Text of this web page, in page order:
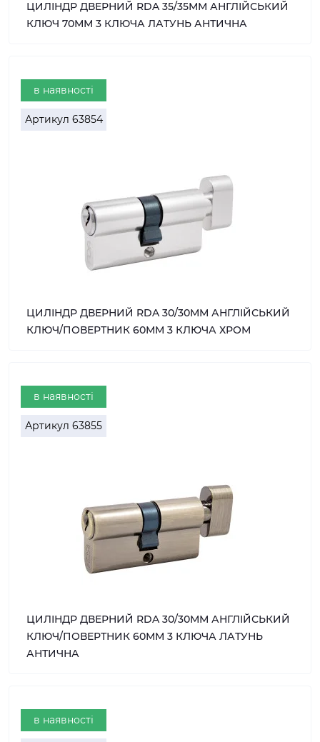
ЦИЛІНДР ДВЕРНИЙ RDA 35/35ММ АНГЛІЙСЬКИЙ
КЛЮЧ 70ММ 3 КЛЮЧА ЛАТУНЬ АНТИЧНА
в наявності
Артикул 63854
ЦИЛІНДР ДВЕРНИЙ RDA 30/30ММ АНГЛІЙСЬКИЙ
КЛЮЧ/ПОВЕРТНИК 60ММ 3 КЛЮЧА ХРОМ
в наявності
Артикул 63855
ЦИЛІНДР ДВЕРНИЙ RDA 30/30ММ АНГЛІЙСЬКИЙ
КЛЮЧ/ПОВЕРТНИК 60ММ 3 КЛЮЧА ЛАТУНЬ
АНТИЧНА
в наявності